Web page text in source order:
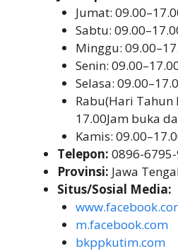
Jumat:
Sabtu:
Minggu:
Senin:
Selasa:
Rabu(Hari Tahun
17.00Jam buka
Kamis:
Telepon: 0896-
Provinsi: Jawa
Situs/Sosial Media:
m.facebook.com
bkppkutim.com